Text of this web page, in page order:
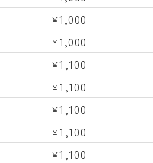
¥1,000
¥1,000
¥1,100
¥1,100
¥1,100
¥1,100
¥1,100